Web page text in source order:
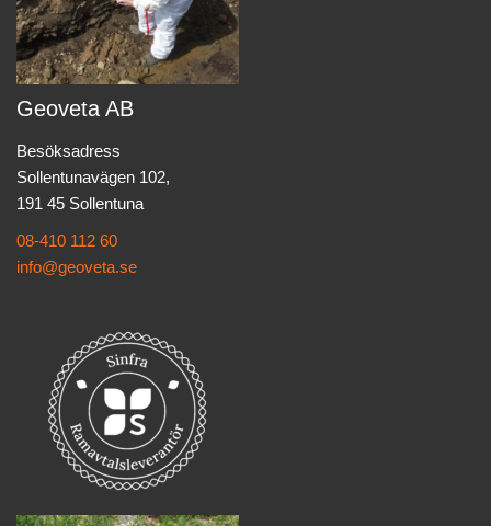
Geoveta AB
Besöksadress
Sollentunavägen 102,
191 45 Sollentuna
08-410 112 60
info@geoveta.se